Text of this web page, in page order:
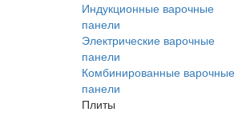
Индукционные варочные
панели
Электрические варочные
панели
Комбинированные варочные
панели
Плиты